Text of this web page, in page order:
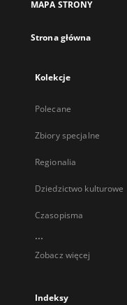
MAPA STRONY
Strona główna
Kolekcje
Polecane
Zbiory specjalne
Regionalia
Dziedzictwo kulturowe
Czasopisma
...
Zobacz więcej
Indeksy